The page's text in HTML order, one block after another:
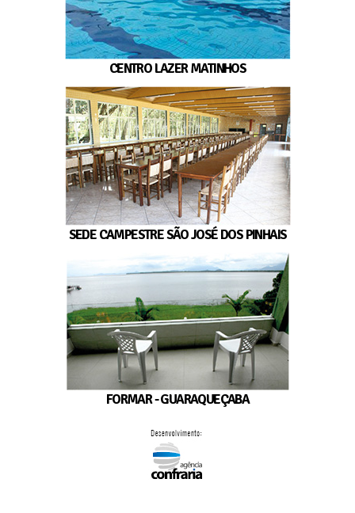
CENTRO LAZER MATINHOS
SEDE CAMPESTRE SÃO JOSÉ DOS PINHAIS
FORMAR - GUARAQUEÇABA